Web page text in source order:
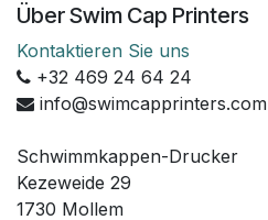
Über Swim Cap Printers
Kontaktieren Sie uns
+32 469 24 64 24
info@swimcapprinters.com
Schwimmkappen-Drucker
Kezeweide 29
1730 Mollem